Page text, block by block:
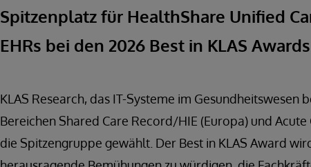
Spitzenplatz für HealthShare Unified
EHRs bei den 2026 Best in KLAS
KLAS Research, das IT-Systeme im Gesundheitswesen
Bereichen Shared Care Record/HIE (Europa) und Acute
die Spitzengruppe gewählt. Der Best in KLAS Award